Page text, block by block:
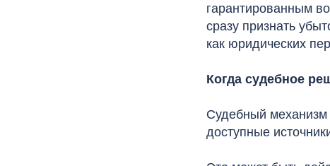
гарантированным
сразу признать
как юридических
Когда судебное
Судебный механизм
доступные